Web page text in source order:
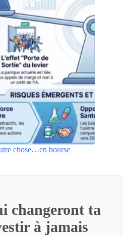
chose…en bourse
changeront ta
à jamais